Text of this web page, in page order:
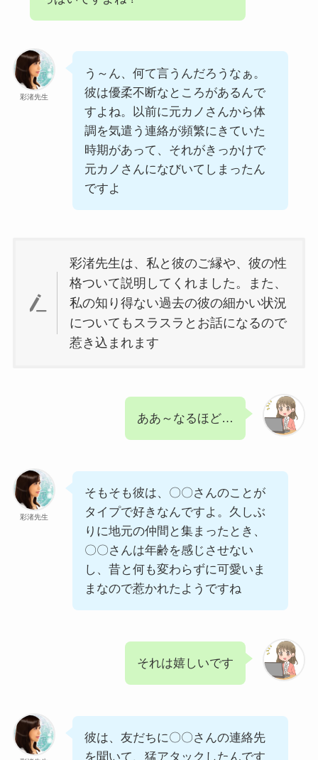
彩渚先生
う～ん、何て言うんだろうなぁ。
彼は優柔不断なところがあるんで
すよね。以前に元カノさんから体
調を気遣う連絡が頻繁にきていた
時期があって、それがきっかけで
元カノさんになびいてしまったん
ですよ
彩渚先生は、私と彼のご縁や、彼の性
格ついて説明してくれました。また、
私の知り得ない過去の彼の細かい状況
についてもスラスラとお話になるので
惹き込まれます
ああ～なるほど…
彩渚先生
そもそも彼は、〇〇さんのことが
タイプで好きなんですよ。久しぶ
りに地元の仲間と集まったとき、
〇〇さんは年齢を感じさせない
し、昔と何も変わらずに可愛いま
まなので惹かれたようですね
それは嬉しいです
彼は、友だちに〇〇さんの連絡先
を聞いて、猛アタックしたんです